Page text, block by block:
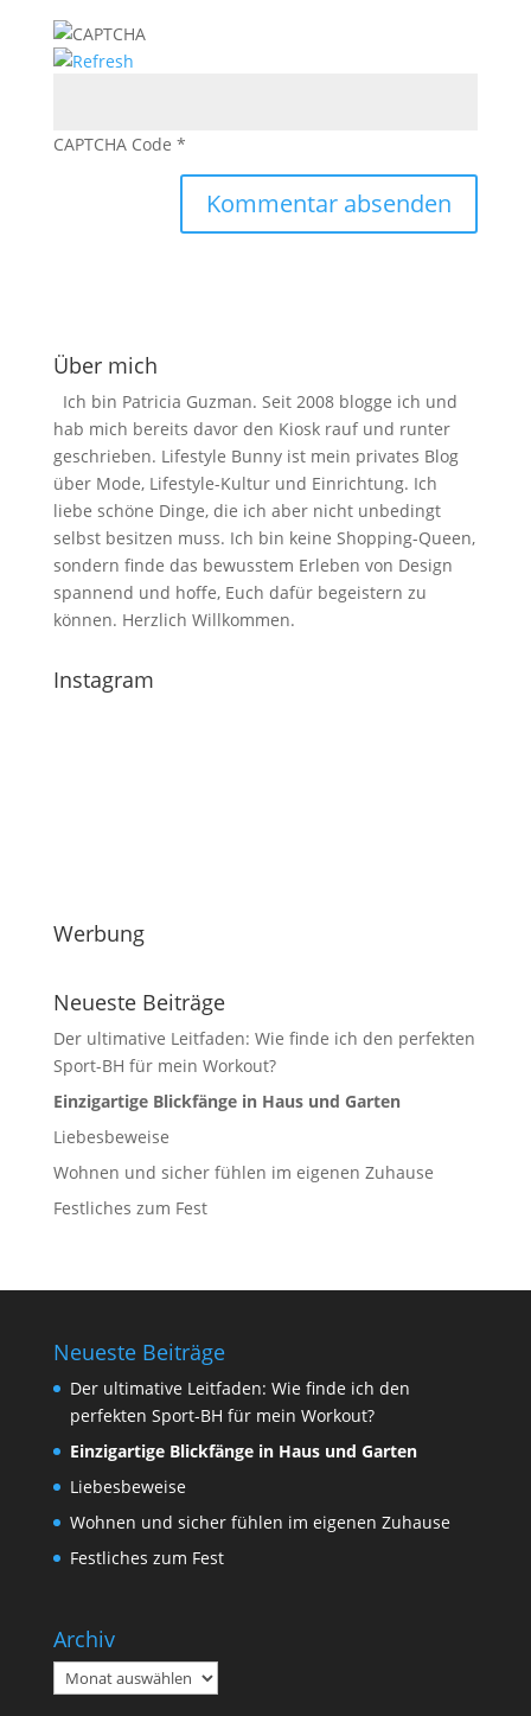
CAPTCHA Code *
Über mich
Ich bin Patricia Guzman. Seit 2008 blogge ich und
hab mich bereits davor den Kiosk rauf und runter
geschrieben. Lifestyle Bunny ist mein privates Blog
über Mode, Lifestyle-Kultur und Einrichtung. Ich
liebe schöne Dinge, die ich aber nicht unbedingt
selbst besitzen muss. Ich bin keine Shopping-Queen,
sondern finde das bewusstem Erleben von Design
spannend und hoffe, Euch dafür begeistern zu
können. Herzlich Willkommen.
Instagram
Werbung
Neueste Beiträge
Der ultimative Leitfaden: Wie finde ich den perfekten
Sport-BH für mein Workout?
Einzigartige Blickfänge in Haus und Garten
Liebesbeweise
Wohnen und sicher fühlen im eigenen Zuhause
Festliches zum Fest
Neueste Beiträge
Der ultimative Leitfaden: Wie finde ich den
perfekten Sport-BH für mein Workout?
Einzigartige Blickfänge in Haus und Garten
Liebesbeweise
Wohnen und sicher fühlen im eigenen Zuhause
Festliches zum Fest
Archiv
Archiv